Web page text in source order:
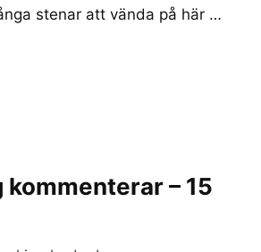
stenar att vända på här …
– 15